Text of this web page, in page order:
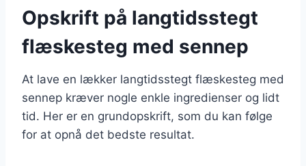
Opskrift på langtidsstegt
flæskesteg med sennep
At lave en lækker langtidsstegt flæskesteg med
sennep kræver nogle enkle ingredienser og lidt
tid. Her er en grundopskrift, som du kan følge
for at opnå det bedste resultat.